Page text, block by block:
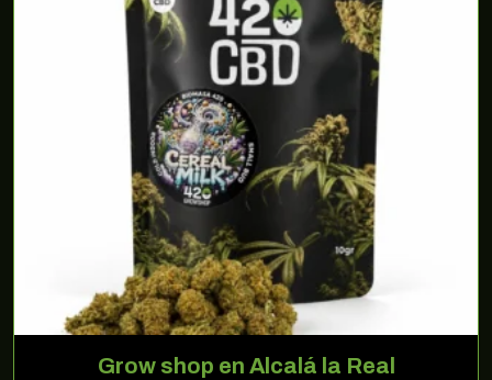
Grow shop en Alcalá la Real